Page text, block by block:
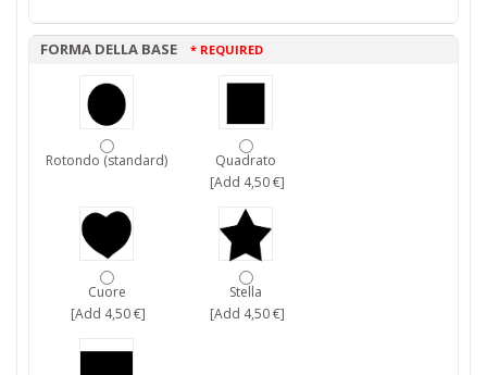
FORMA DELLA BASE * REQUIRED
Rotondo (standard)
Quadrato
[Add 4,50 €]
Cuore
[Add 4,50 €]
Stella
[Add 4,50 €]